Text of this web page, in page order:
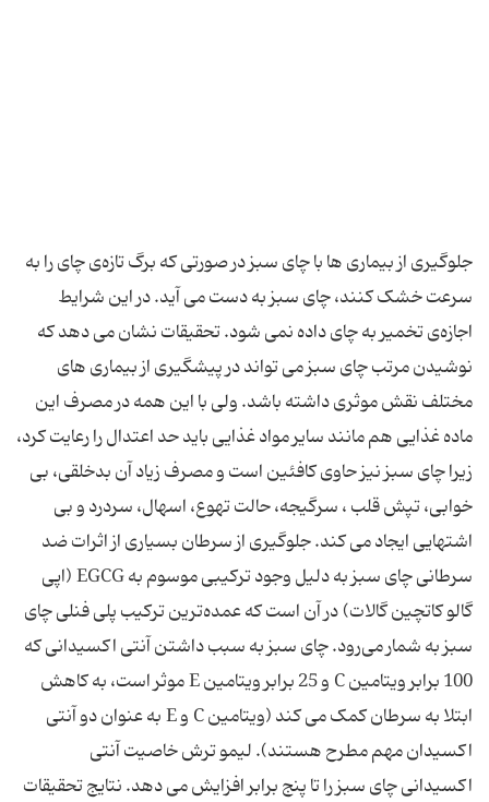
جلوگیری از بیماری ها با چای سبز در صورتی که برگ تازه‌ی چای را به
سرعت خشک کنند، چای سبز به ‌دست می ‌آید. در این شرایط
اجازه‌ی تخمیر به چای داده نمی ‌شود. تحقیقات نشان می دهد که
نوشیدن مرتب چای سبز می تواند در پیشگیری از بیماری های
مختلف نقش موثری داشته باشد. ولی با این همه در مصرف این
ماده غذایی هم مانند سایر مواد غذایی باید حد اعتدال را رعایت کرد،
زیرا چای سبز نیز حاوی کافئین است و مصرف زیاد آن بدخلقی، بی
خوابی، تپش قلب ، سرگیجه، حالت تهوع، اسهال، سردرد و بی
اشتهایی ایجاد می کند. جلوگیری از سرطان بسیاری از اثرات ضد
سرطانی چای سبز به دلیل وجود ترکیبی موسوم به EGCG (اپی
گالو کاتچین گالات) در آن است که عمده‌ترین ترکیب پلی فنلی چای
سبز به ‌شمار می‌رود. چای سبز به سبب داشتن آنتی اکسیدانی که
100 برابر ویتامین C و 25 برابر ویتامین E موثر است، به کاهش
ابتلا به سرطان کمک می کند (ویتامین C و E به عنوان دو آنتی
اکسیدان مهم مطرح هستند). لیمو ترش خاصیت آنتی
اکسیدانی چای سبز را تا پنج برابر افزایش می دهد. نتایج تحقیقات